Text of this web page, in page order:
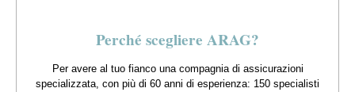
Perché scegliere ARAG?
Per avere al tuo fianco una compagnia di assicurazioni
specializzata, con più di 60 anni di esperienza: 150 specialisti